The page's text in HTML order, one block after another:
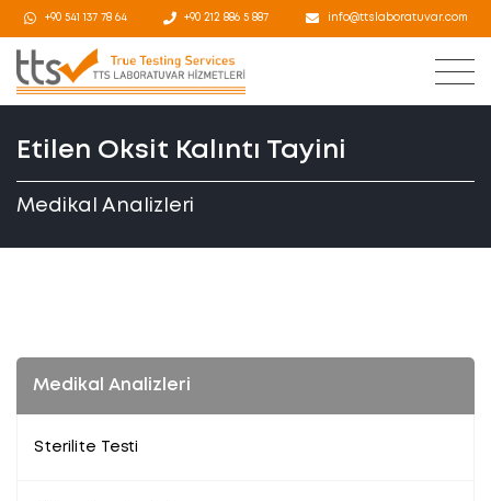
+90 541 137 78 64 +90 212 886 5 887 info@ttslaboratuvar.com
Etilen Oksit Kalıntı Tayini
Medikal Analizleri
Medikal Analizleri
Sterilite Testi